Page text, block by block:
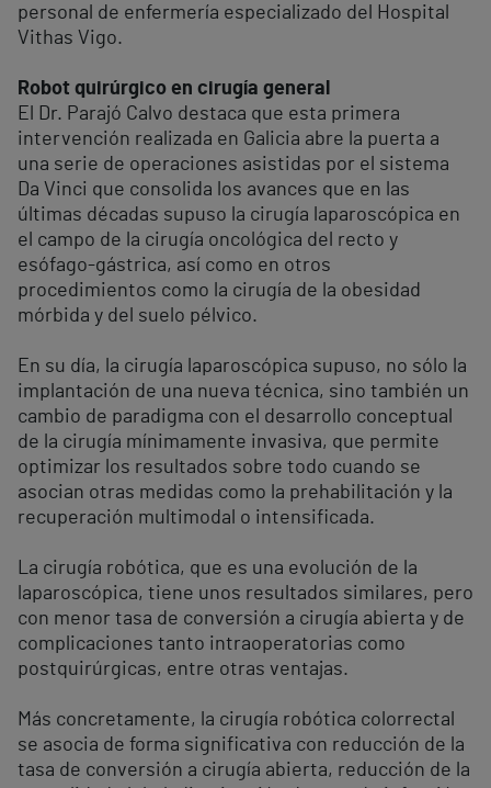
personal de enfermería especializado del Hospital
Vithas Vigo.
Robot quirúrgico en cirugía general
El Dr. Parajó Calvo destaca que esta primera
intervención realizada en Galicia abre la puerta a
una serie de operaciones asistidas por el sistema
Da Vinci que consolida los avances que en las
últimas décadas supuso la cirugía laparoscópica en
el campo de la cirugía oncológica del recto y
esófago-gástrica, así como en otros
procedimientos como la cirugía de la obesidad
mórbida y del suelo pélvico.
En su día, la cirugía laparoscópica supuso, no sólo la
implantación de una nueva técnica, sino también un
cambio de paradigma con el desarrollo conceptual
de la cirugía mínimamente invasiva, que permite
optimizar los resultados sobre todo cuando se
asocian otras medidas como la prehabilitación y la
recuperación multimodal o intensificada.
La cirugía robótica, que es una evolución de la
laparoscópica, tiene unos resultados similares, pero
con menor tasa de conversión a cirugía abierta y de
complicaciones tanto intraoperatorias como
postquirúrgicas, entre otras ventajas.
Más concretamente, la cirugía robótica colorrectal
se asocia de forma significativa con reducción de la
tasa de conversión a cirugía abierta, reducción de la